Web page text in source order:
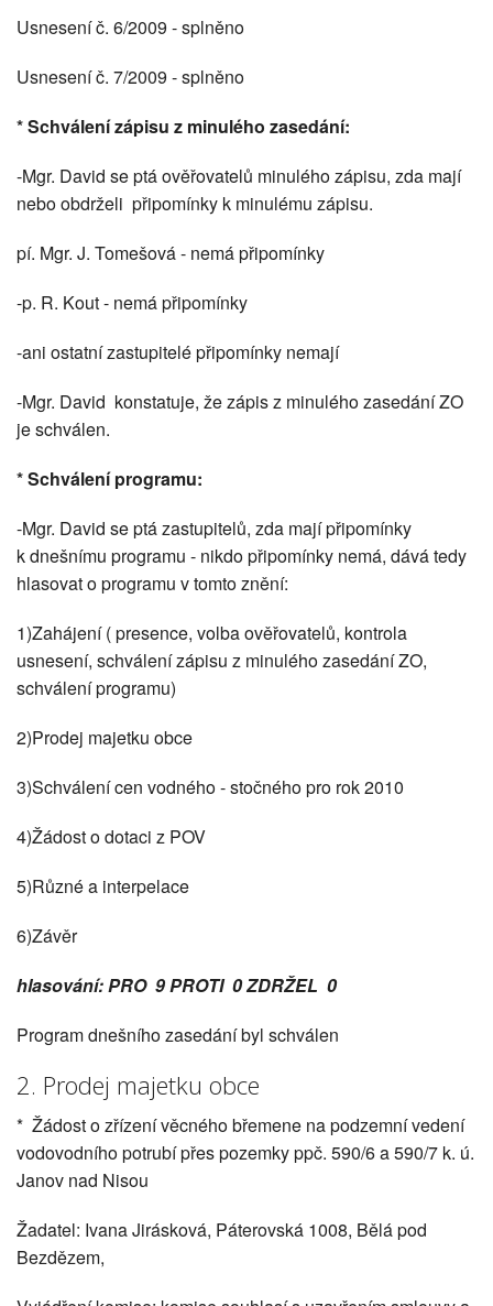
Usnesení č. 6/2009 - splněno
Usnesení č. 7/2009 - splněno
* Schválení zápisu z minulého zasedání:
-Mgr. David se ptá ověřovatelů minulého zápisu, zda mají
nebo obdrželi připomínky k minulému zápisu.
pí. Mgr. J. Tomešová - nemá připomínky
-p. R. Kout - nemá připomínky
-ani ostatní zastupitelé připomínky nemají
-Mgr. David konstatuje, že zápis z minulého zasedání ZO
je schválen.
* Schválení programu:
-Mgr. David se ptá zastupitelů, zda mají připomínky
k dnešnímu programu - nikdo připomínky nemá, dává tedy
hlasovat o programu v tomto znění:
1)Zahájení ( presence, volba ověřovatelů, kontrola
usnesení, schválení zápisu z minulého zasedání ZO,
schválení programu)
2)Prodej majetku obce
3)Schválení cen vodného - stočného pro rok 2010
4)Žádost o dotaci z POV
5)Různé a interpelace
6)Závěr
hlasování: PRO 9 PROTI 0 ZDRŽEL 0
Program dnešního zasedání byl schválen
2. Prodej majetku obce
* Žádost o zřízení věcného břemene na podzemní vedení
vodovodního potrubí přes pozemky ppč. 590/6 a 590/7 k. ú.
Janov nad Nisou
Žadatel: Ivana Jirásková, Páterovská 1008, Bělá pod
Bezdězem,